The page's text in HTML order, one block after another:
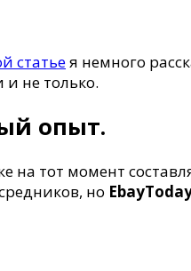
статьея немного
не только.
опыт.
тот момент
но